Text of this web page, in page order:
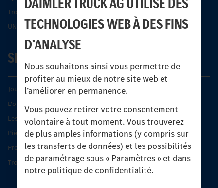
TECHNOLOGIES WEB À DES FINS
D’ANALYSE
Nous souhaitons ainsi vous permettre de
profiter au mieux de notre site web et
l’améliorer en permanence.
Vous pouvez retirer votre consentement
volontaire à tout moment. Vous trouverez
de plus amples informations (y compris sur
les transferts de données) et les possibilités
de paramétrage sous « Paramètres » et dans
notre politique de confidentialité.
Trouver un partenaire
UNI-TOUCH®
SERVICE
Journées diagnostic Technique S.A.V Unimog
L'offre de services Unimog
Les produits phares
Pièces d’origine
Protection et maintien de la valeur
Trouver un partenaire